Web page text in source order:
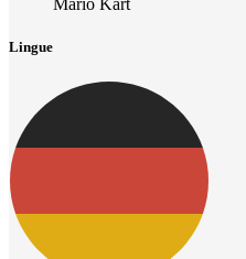
Lingue